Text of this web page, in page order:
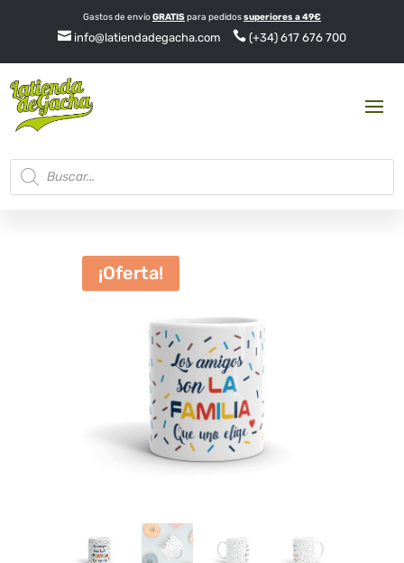
Gastos de envíoGRATISpara pedidossuperiores a 49€
info@latiendadegacha.com (+34) 617 676 700
Búsqueda
de
productos
¡Oferta!